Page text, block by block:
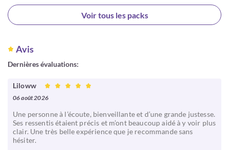
Choisir
Voir tous les packs
Avis
Dernières évaluations:
Liloww
06 août 2026
Une personne à l’écoute, bienveillante et d’une grande justesse.
Ses ressentis étaient précis et m’ont beaucoup aidé à y voir plus
clair. Une très belle expérience que je recommande sans
hésiter.